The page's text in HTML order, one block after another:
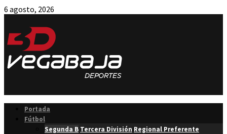
6 agosto, 2026
Portada
Fútbol
Segunda B Tercera División Regional Preferente